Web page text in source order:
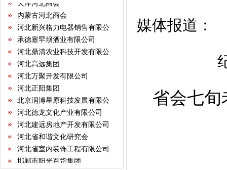
媒体报道：
省会七旬
内蒙古河北商会
河北新兴格力电器销售有限公
司
承德塞罕坝酒业有限公司
河北鼎清农业科技开发有限公
司
河北高远集团
河北万聚开发有限公司
河北正阳集团
北京润博星原科技发展有限公
司
河北德龙文化产业有限公司
河北建远房地产开发有限公司
河北省和谐文化研究会
河北省室内装饰工程有限公司
邯郸市阳光百货集团
石家庄指南针网络科技有限公